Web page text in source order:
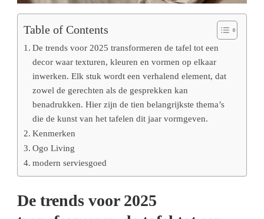
Table of Contents
De trends voor 2025 transformeren de tafel tot een
decor waar texturen, kleuren en vormen op elkaar
inwerken. Elk stuk wordt een verhalend element, dat
zowel de gerechten als de gesprekken kan
benadrukken. Hier zijn de tien belangrijkste thema’s
die de kunst van het tafelen dit jaar vormgeven.
Kenmerken
Ogo Living
modern serviesgoed
De trends voor 2025